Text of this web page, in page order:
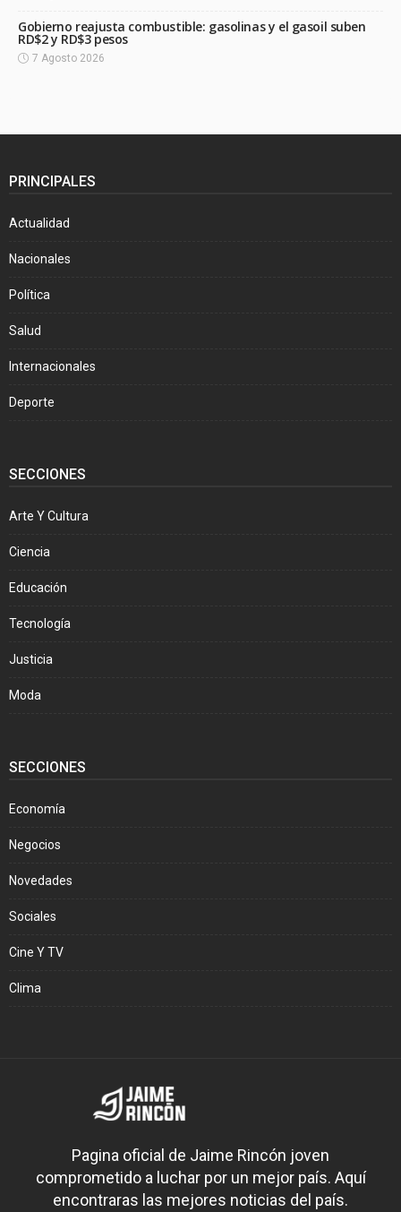
Gobierno reajusta combustible: gasolinas y el gasoil suben
RD$2 y RD$3 pesos
7 Agosto 2026
PRINCIPALES
Actualidad
Nacionales
Política
Salud
Internacionales
Deporte
SECCIONES
Arte Y Cultura
Ciencia
Educación
Tecnología
Justicia
Moda
SECCIONES
Economía
Negocios
Novedades
Sociales
Cine Y TV
Clima
Pagina oficial de Jaime Rincón joven
comprometido a luchar por un mejor país. Aquí
encontraras las mejores noticias del país.